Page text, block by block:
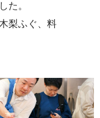
た。
梨ふぐ、料